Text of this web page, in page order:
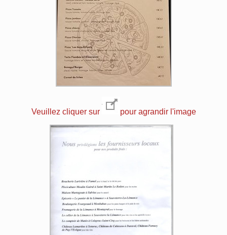
Veuillez cliquer sur pour agrandir l'image